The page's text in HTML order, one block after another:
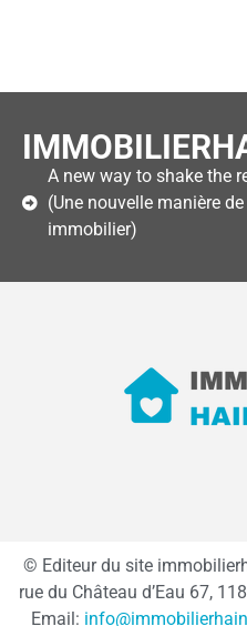
A new way to shake the
(Une nouvelle manière
immobilier)
© Editeur du site
rue du Château d’Eau 67,
Email: